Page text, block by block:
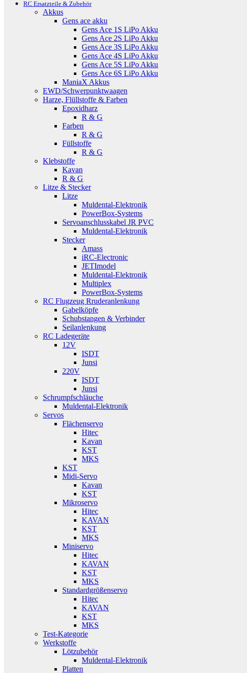
RC Ersatzteile & Zubehör
Akkus
Gens ace akku
Gens Ace 1S LiPo Akku
Gens Ace 2S LiPo Akku
Gens Ace 3S LiPo Akku
Gens Ace 4S LiPo Akku
Gens Ace 5S LiPo Akku
Gens Ace 6S LiPo Akku
ManiaX Akkus
EWD/Schwerpunktwaagen
Harze, Flüllstoffe & Farben
Epoxidharz
R & G
Farben
R & G
Füllstoffe
R & G
Klebstoffe
Kavan
R & G
Litze & Stecker
Litze
Muldental-Elektronik
PowerBox-Systems
Servoanschlusskabel JR PVC
Muldental-Elektronik
Stecker
Amass
iRC-Electronic
JETImodel
Muldental-Elektronik
Multiplex
PowerBox-Systems
RC Flugzeug Rruderanlenkung
Gabelköpfe
Schubstangen & Verbinder
Seilanlenkung
RC Ladegeräte
12V
ISDT
Junsi
220V
ISDT
Junsi
Schrumpfschläuche
Muldental-Elektronik
Servos
Flächenservo
Hitec
Kavan
KST
MKS
KST
Midi-Servo
Kavan
KST
Mikroservo
Hitec
KAVAN
KST
MKS
Miniservo
Hitec
KAVAN
KST
MKS
Standardgrößenservo
Hitec
KAVAN
KST
MKS
Test-Kategorie
Werkstoffe
Lötzubehör
Muldental-Elektronik
Platten